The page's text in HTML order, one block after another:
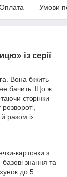
Оплата Умови
із серії
Вона біжить
бачить. Що ж
сторінки
разом із
картонки з
знання та
до 5.